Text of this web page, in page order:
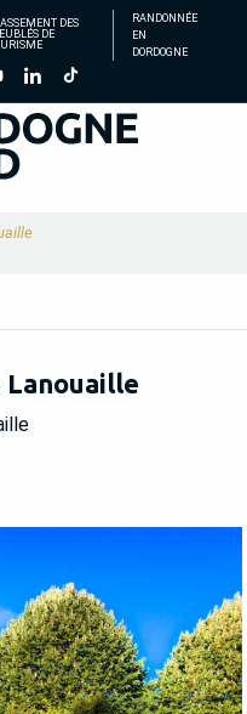
DES
DE
RANDONNÉE
EN
DORDOGNE
Lanouaille